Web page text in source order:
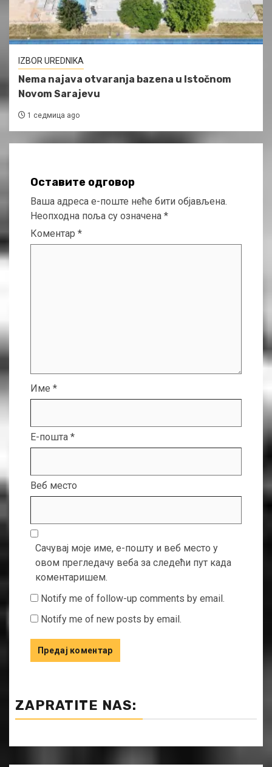
IZBOR UREDNIKA
Nema najava otvaranja bazena u Istočnom
Novom Sarajevu
1 седмица ago
Оставите одговор
Ваша адреса е-поште неће бити објављена.
Неопходна поља су означена *
Коментар *
Име *
Е-пошта *
Веб место
Сачувај моје име, е-пошту и веб место у
овом прегледачу веба за следећи пут када
коментаришем.
Notify me of follow-up comments by email.
Notify me of new posts by email.
ZAPRATITE NAS: